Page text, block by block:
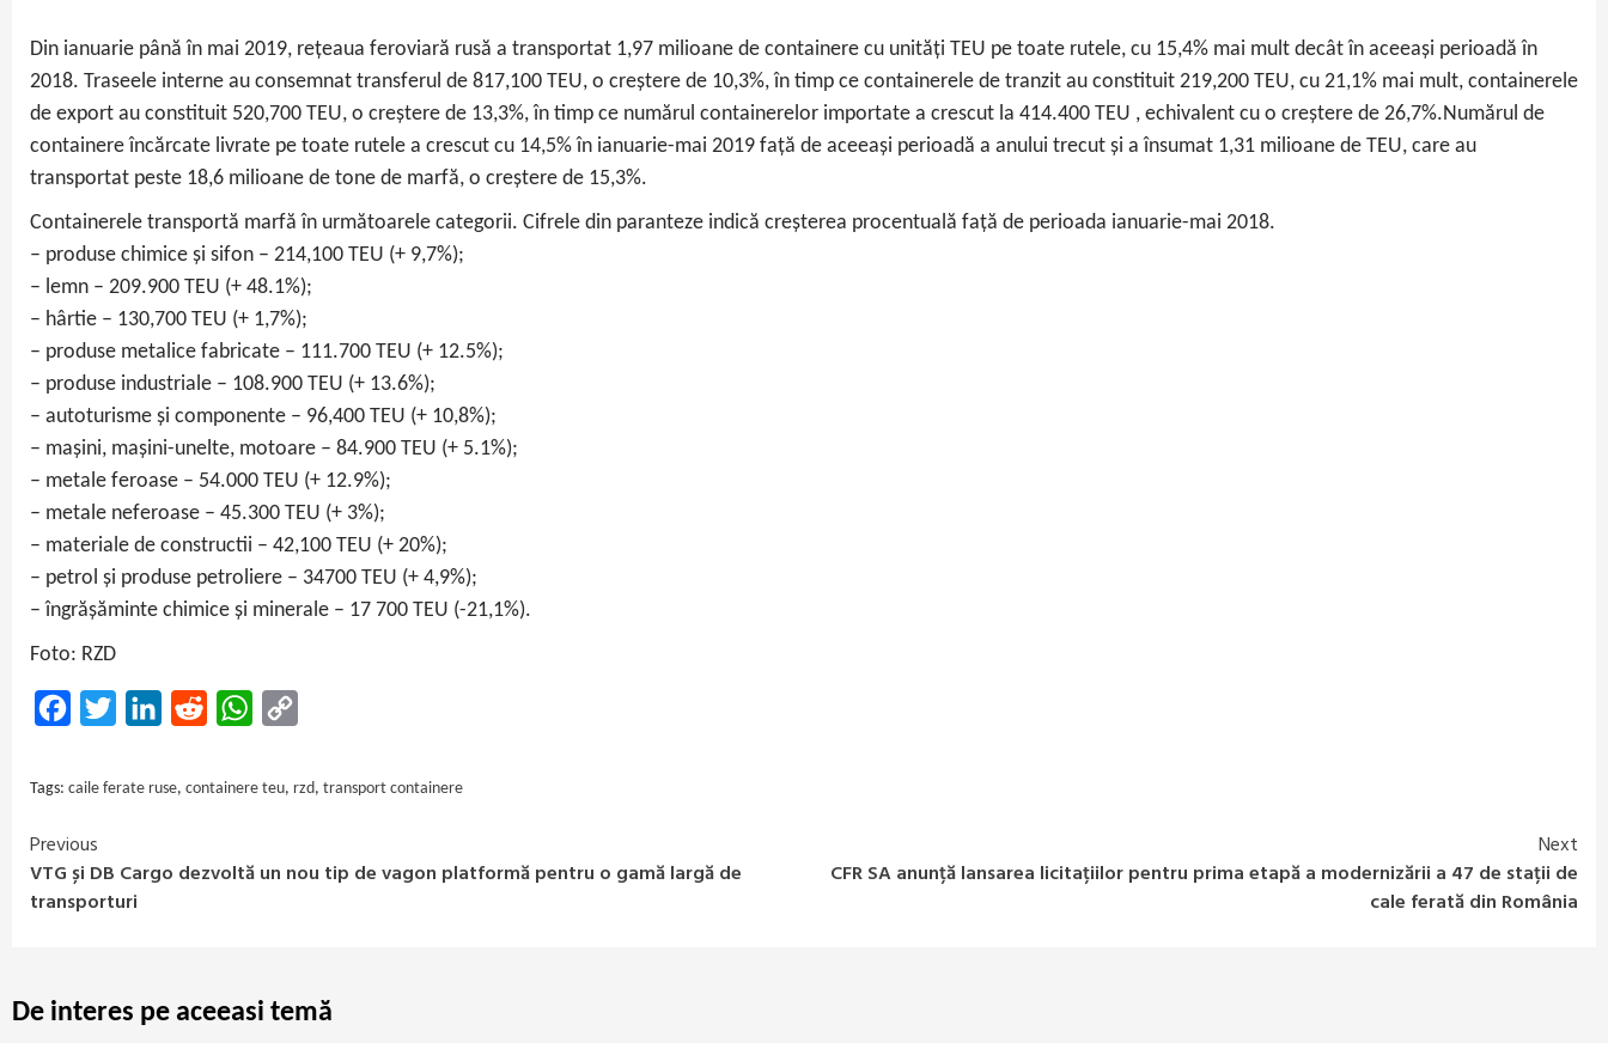
Din ianuarie până în mai 2019, rețeaua feroviară rusă a transportat 1,97 milioane de containere cu unități TEU pe toate rutele, cu 15,4% mai mult decât în aceeași perioadă în
2018. Traseele interne au consemnat transferul de 817,100 TEU, o creștere de 10,3%, în timp ce containerele de tranzit au constituit 219,200 TEU, cu 21,1% mai mult, containerele
de export au constituit 520,700 TEU, o creștere de 13,3%, în timp ce numărul containerelor importate a crescut la 414.400 TEU , echivalent cu o creștere de 26,7%.Numărul de
containere încărcate livrate pe toate rutele a crescut cu 14,5% în ianuarie-mai 2019 față de aceeași perioadă a anului trecut și a însumat 1,31 milioane de TEU, care au
transportat peste 18,6 milioane de tone de marfă, o creștere de 15,3%.
Containerele transportă marfă în următoarele categorii. Cifrele din paranteze indică creșterea procentuală față de perioada ianuarie-mai 2018.
– produse chimice și sifon – 214,100 TEU (+ 9,7%);
– lemn – 209.900 TEU (+ 48.1%);
– hârtie – 130,700 TEU (+ 1,7%);
– produse metalice fabricate – 111.700 TEU (+ 12.5%);
– produse industriale – 108.900 TEU (+ 13.6%);
– autoturisme și componente – 96,400 TEU (+ 10,8%);
– mașini, mașini-unelte, motoare – 84.900 TEU (+ 5.1%);
– metale feroase – 54.000 TEU (+ 12.9%);
– metale neferoase – 45.300 TEU (+ 3%);
– materiale de constructii – 42,100 TEU (+ 20%);
– petrol și produse petroliere – 34700 TEU (+ 4,9%);
– îngrășăminte chimice și minerale – 17 700 TEU (-21,1%).
Foto: RZD
FacebookTwitter LinkedInReddit WhatsApp
Tags: caile ferate ruse, containere teu, rzd, transport containere
Continue
Reading
Previous
VTG și DB Cargo dezvoltă un nou tip de vagon platformă pentru o gamă largă de
transporturi
Next
CFR SA anunță lansarea licitațiilor pentru prima etapă a modernizării a 47 de stații de
cale ferată din România
De interes pe aceeasi temă